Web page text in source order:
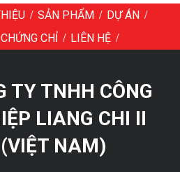
/ SẢN PHẨM / DỰ ÁN /
CHỨNG CHỈ / LIÊN HỆ /
TY TNHH CÔNG
LIANG CHI II
(VIỆT NAM)